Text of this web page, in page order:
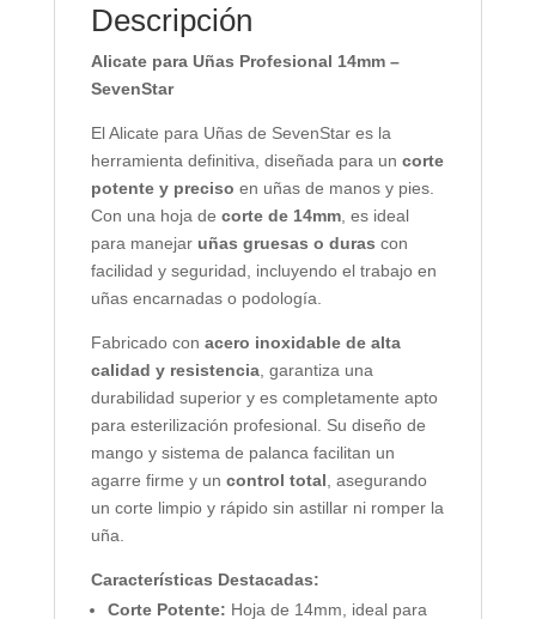
Descripción
Alicate para Uñas Profesional 14mm –
SevenStar
El Alicate para Uñas de SevenStar es la
herramienta definitiva, diseñada para un corte
potente y preciso en uñas de manos y pies.
Con una hoja de corte de 14mm, es ideal
para manejar uñas gruesas o duras con
facilidad y seguridad, incluyendo el trabajo en
uñas encarnadas o podología.
Fabricado con acero inoxidable de alta
calidad y resistencia, garantiza una
durabilidad superior y es completamente apto
para esterilización profesional. Su diseño de
mango y sistema de palanca facilitan un
agarre firme y un control total , asegurando
un corte limpio y rápido sin astillar ni romper la
uña.
Características Destacadas:
Corte Potente: Hoja de 14mm, ideal para